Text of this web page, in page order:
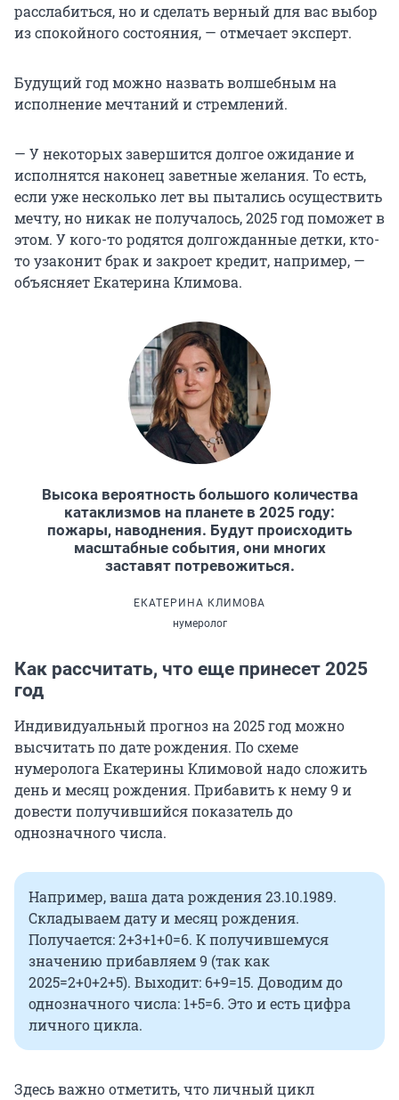
расслабиться, но и сделать верный для вас выбор
из спокойного состояния, — отмечает эксперт.
Будущий год можно назвать волшебным на
исполнение мечтаний и стремлений.
— У некоторых завершится долгое ожидание и
исполнятся наконец заветные желания. То есть,
если уже несколько лет вы пытались осуществить
мечту, но никак не получалось, 2025 год поможет в
этом. У кого-то родятся долгожданные детки, кто-
то узаконит брак и закроет кредит, например, —
объясняет Екатерина Климова.
Высока вероятность большого количества
катаклизмов на планете в 2025 году:
пожары, наводнения. Будут происходить
масштабные события, они многих
заставят потревожиться.
ЕКАТЕРИНА КЛИМОВА
нумеролог
Как рассчитать, что еще принесет 2025
год
Индивидуальный прогноз на 2025 год можно
высчитать по дате рождения. По схеме
нумеролога Екатерины Климовой надо сложить
день и месяц рождения. Прибавить к нему 9 и
довести получившийся показатель до
однозначного числа.
Например, ваша дата рождения 23.10.1989.
Складываем дату и месяц рождения.
Получается: 2+3+1+0=6. К получившемуся
значению прибавляем 9 (так как
2025=2+0+2+5). Выходит: 6+9=15. Доводим до
однозначного числа: 1+5=6. Это и есть цифра
личного цикла.
Здесь важно отметить, что личный цикл